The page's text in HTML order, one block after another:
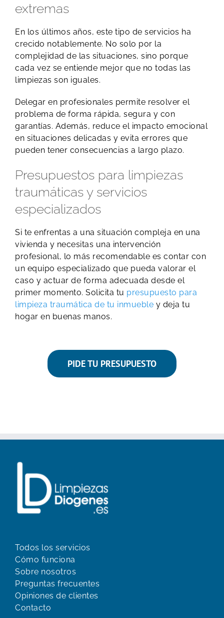
extremas
En los últimos años, este tipo de servicios ha
crecido notablemente. No solo por la
complejidad de las situaciones, sino porque
cada vez se entiende mejor que no todas las
limpiezas son iguales.
Delegar en profesionales permite resolver el
problema de forma rápida, segura y con
garantías. Además, reduce el impacto emocional
en situaciones delicadas y evita errores que
pueden tener consecuencias a largo plazo.
Presupuestos para limpiezas
traumáticas y servicios
especializados
Si te enfrentas a una situación compleja en una
vivienda y necesitas una intervención
profesional, lo más recomendable es contar con
un equipo especializado que pueda valorar el
caso y actuar de forma adecuada desde el
primer momento. Solicita tu presupuesto para
limpieza traumática de tu inmueble y deja tu
hogar en buenas manos.
PIDE TU PRESUPUESTO
Todos los servicios
Cómo funciona
Sobre nosotros
Preguntas frecuentes
Opiniones de clientes
Contacto